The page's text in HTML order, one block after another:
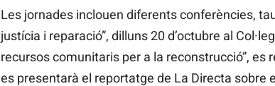
Les jornades inclouen diferents conferències,
justícia i reparació”, dilluns 20 d’octubre al
recursos comunitaris per a la reconstrucció”, es
es presentarà el reportatge de La Directa sobre